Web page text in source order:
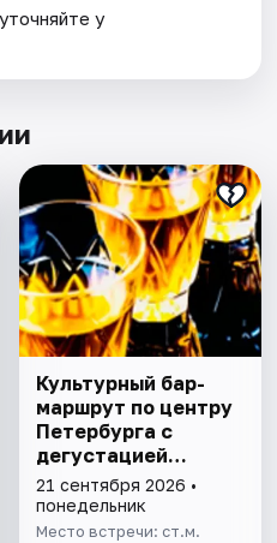
у
Культурный бар-
маршрут по центру
Петербурга с
дегустацией
питерских настоек
21 сентября 2026 •
понедельник
Место встречи: ст.м.